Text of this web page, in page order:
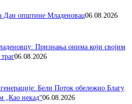
Дан општине Младеновац06.08.2026
Признања онима који својим
06.08.2026
Бели Поток обележио Благу
„Као некад“06.08.2026